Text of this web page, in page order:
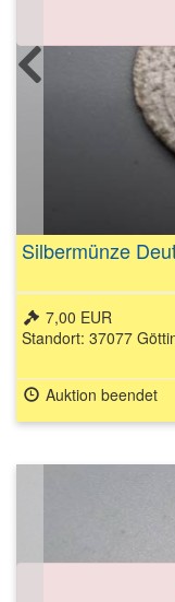
Silbermünze
7,00 EUR
Standort: 37077
Auktion beendet